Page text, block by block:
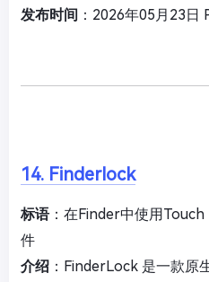
发布时间 ：2026年05月23日
14. Finderlock
标语：在Finder中使用
件
介绍 ：FinderLock 是一款原